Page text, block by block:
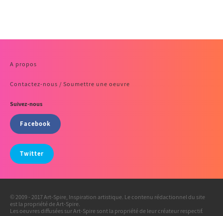
A propos
Contactez-nous / Soumettre une oeuvre
Suivez-nous
Facebook
Twitter
© 2009 - 2017 Art-Spire, Inspiration artistique. Le contenu rédactionnel du site
est la propriété de Art-Spire.
Les oeuvres diffusées sur Art-Spire sont la propriété de leur créateur respectif.